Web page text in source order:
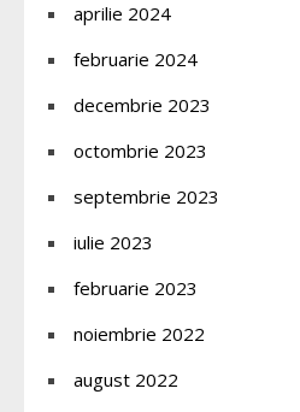
aprilie 2024
februarie 2024
decembrie 2023
octombrie 2023
septembrie 2023
iulie 2023
februarie 2023
noiembrie 2022
august 2022